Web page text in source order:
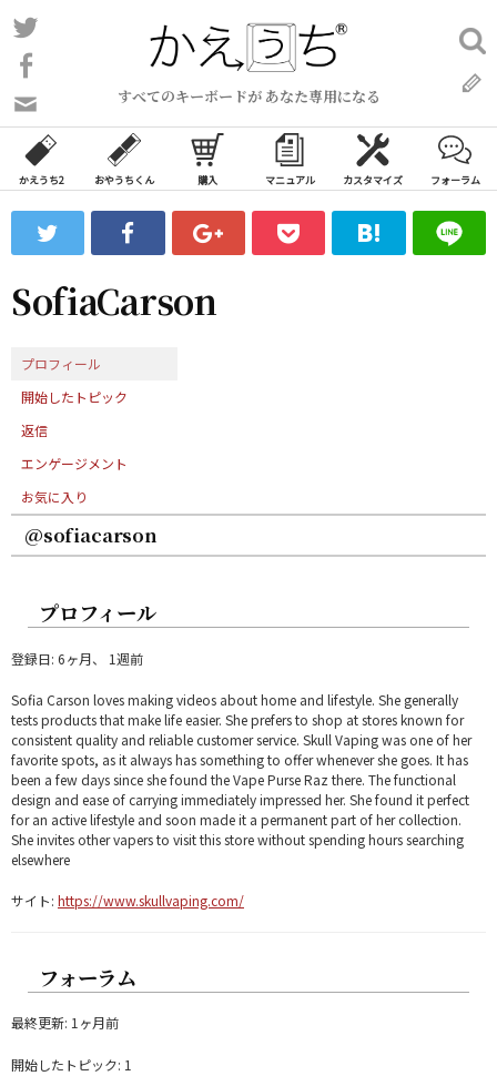
コ
ン
ン
ツ
ス
ッ
すべてのキーボードが あなた専用になる
い
合
わ
フ
ォ
ム
検
索:
かえうち2 おやうちくん 購入 マニュアル カスタマイズ フォーラム
SofiaCarson
プロフィール
開始したトピック
返信
エンゲージメント
お気に入り
@sofiacarson
プロフィール
登録日: 6ヶ月、 1週前
Sofia Carson loves making videos about home and lifestyle. She generally
tests products that make life easier. She prefers to shop at stores known for
consistent quality and reliable customer service. Skull Vaping was one of her
favorite spots, as it always has something to offer whenever she goes. It has
been a few days since she found the Vape Purse Raz there. The functional
design and ease of carrying immediately impressed her. She found it perfect
for an active lifestyle and soon made it a permanent part of her collection.
She invites other vapers to visit this store without spending hours searching
elsewhere
サイト: https://www.skullvaping.com/
フォーラム
最終更新: 1ヶ月前
開始したトピック: 1